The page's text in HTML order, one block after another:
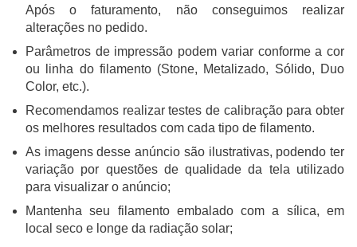
Após o faturamento, não conseguimos realizar
alterações no pedido.
Parâmetros de impressão podem variar conforme a cor
ou linha do filamento (Stone, Metalizado, Sólido, Duo
Color, etc.).
Recomendamos realizar testes de calibração para obter
os melhores resultados com cada tipo de filamento.
As imagens desse anúncio são ilustrativas, podendo ter
variação por questões de qualidade da tela utilizado
para visualizar o anúncio;
Mantenha seu filamento embalado com a sílica, em
local seco e longe da radiação solar;